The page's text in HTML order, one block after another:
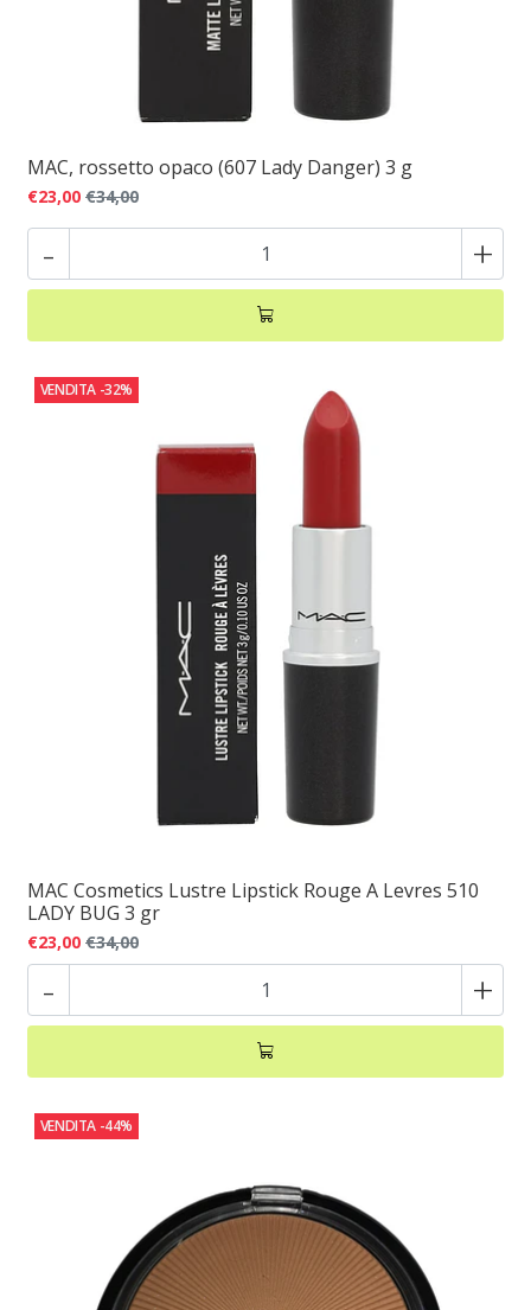
MAC, rossetto opaco (607 Lady Danger) 3 g
€23,00 €34,00
- +
VENDITA -32%
MAC Cosmetics Lustre Lipstick Rouge A Levres 510
LADY BUG 3 gr
€23,00 €34,00
- +
VENDITA -44%